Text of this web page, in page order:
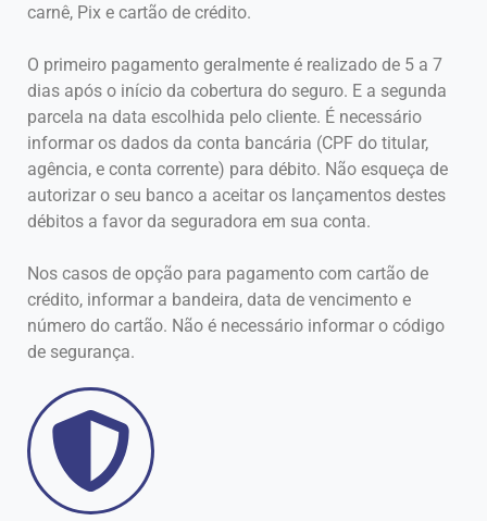
carnê, Pix e cartão de crédito.
O primeiro pagamento geralmente é realizado de 5 a 7
dias após o início da cobertura do seguro. E a segunda
parcela na data escolhida pelo cliente. É necessário
informar os dados da conta bancária (CPF do titular,
agência, e conta corrente) para débito. Não esqueça de
autorizar o seu banco a aceitar os lançamentos destes
débitos a favor da seguradora em sua conta.
Nos casos de opção para pagamento com cartão de
crédito, informar a bandeira, data de vencimento e
número do cartão. Não é necessário informar o código
de segurança.